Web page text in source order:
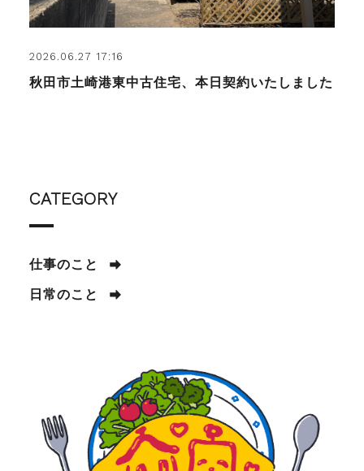
2026.06.27 17:16
秋田市土崎港東中古住宅、本日契約いたしました
CATEGORY
仕事のこと
日常のこと